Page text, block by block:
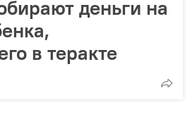
деньги на
в теракте